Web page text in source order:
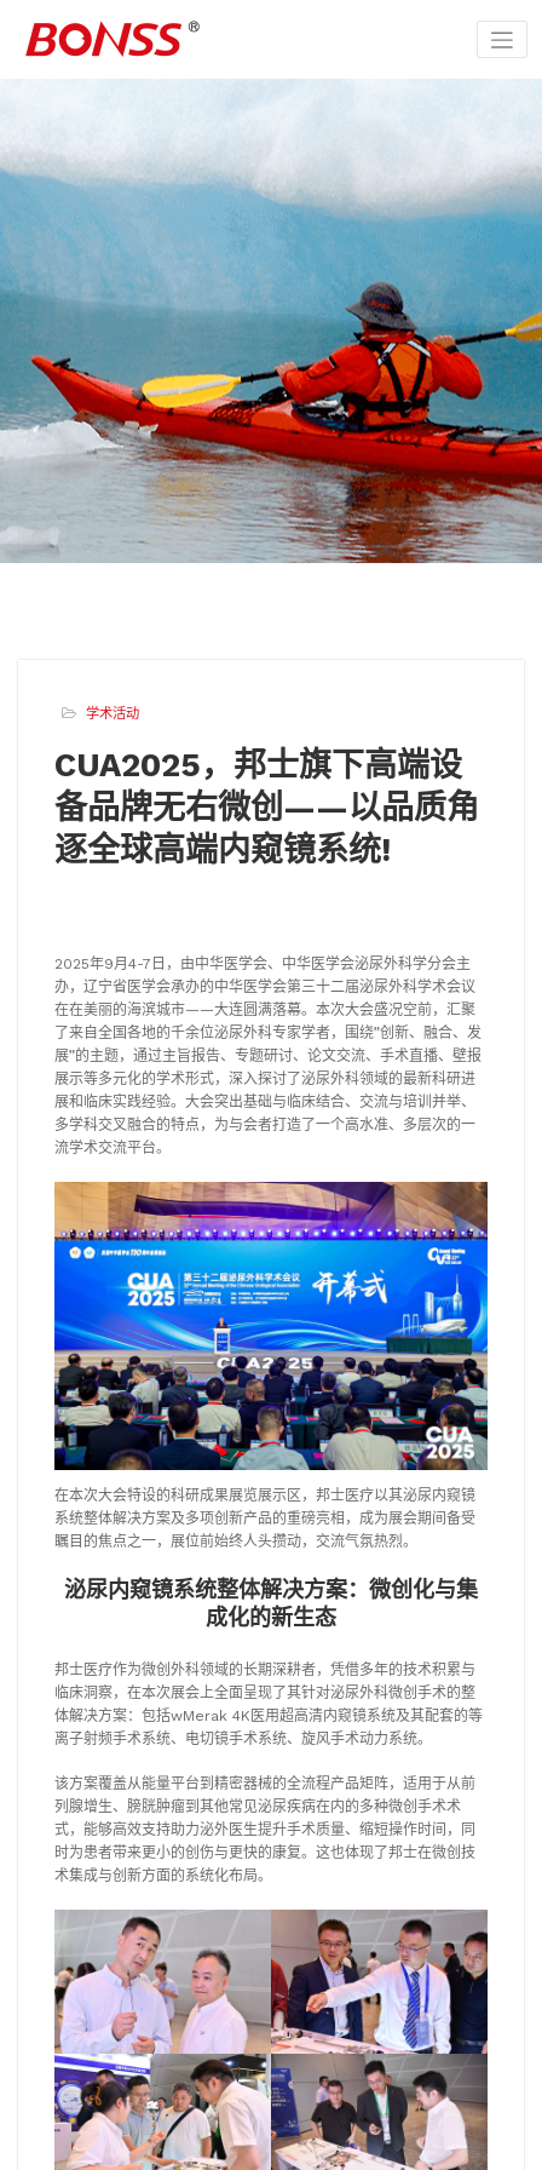
学术活动
CUA2025，邦士旗下高端设
备品牌无右微创——以品质角
逐全球高端内窥镜系统!
2025年9月4-7日，由中华医学会、中华医学会泌尿外科学分会主
办，辽宁省医学会承办的中华医学会第三十二届泌尿外科学术会议
在在美丽的海滨城市——大连圆满落幕。本次大会盛况空前，汇聚
了来自全国各地的千余位泌尿外科专家学者，围绕”创新、融合、发
展”的主题，通过主旨报告、专题研讨、论文交流、手术直播、壁报
展示等多元化的学术形式，深入探讨了泌尿外科领域的最新科研进
展和临床实践经验。大会突出基础与临床结合、交流与培训并举、
多学科交叉融合的特点，为与会者打造了一个高水准、多层次的一
流学术交流平台。
在本次大会特设的科研成果展览展示区，邦士医疗以其泌尿内窥镜
系统整体解决方案及多项创新产品的重磅亮相，成为展会期间备受
瞩目的焦点之一，展位前始终人头攒动，交流气氛热烈。
泌尿内窥镜系统整体解决方案：微创化与集
成化的新生态
邦士医疗作为微创外科领域的长期深耕者，凭借多年的技术积累与
临床洞察，在本次展会上全面呈现了其针对泌尿外科微创手术的整
体解决方案：包括wMerak 4K医用超高清内窥镜系统及其配套的等
离子射频手术系统、电切镜手术系统、旋风手术动力系统。
该方案覆盖从能量平台到精密器械的全流程产品矩阵，适用于从前
列腺增生、膀胱肿瘤到其他常见泌尿疾病在内的多种微创手术术
式，能够高效支持助力泌外医生提升手术质量、缩短操作时间，同
时为患者带来更小的创伤与更快的康复。这也体现了邦士在微创技
术集成与创新方面的系统化布局。